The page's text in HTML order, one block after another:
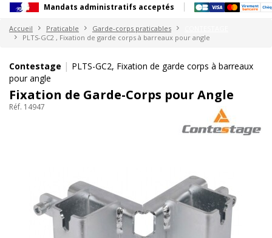
Mandats administratifs acceptés
Accueil Praticable Garde-corps praticables
PLTS-GC2 , Fixation de garde corps à barreaux pour angle
Contestage | PLTS-GC2, Fixation de garde corps à barreaux
pour angle
Fixation de Garde-Corps pour Angle
Réf. 14947